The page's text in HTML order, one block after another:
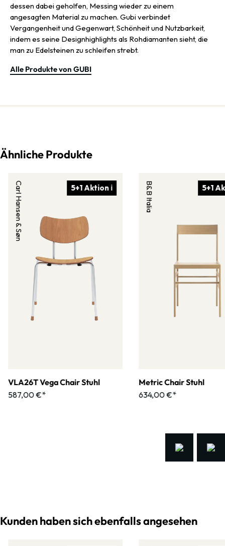
dessen dabei geholfen, Messing wieder zu einem
angesagten Material zu machen. Gubi verbindet
Vergangenheit und Gegenwart, Schönheit und Nutzbarkeit,
indem es seine Designhighlights als Rohdiamanten sieht, die
man zu Edelsteinen zu schleifen strebt.
Alle Produkte von GUBI
Ähnliche Produkte
5+1 Aktion ℹ
Carl Hansen & Søn
VLA26T Vega Chair Stuhl
587,00 €*
5+1
B&B Italia
Metric Chair Stuhl
634,00 €*
Kunden haben sich ebenfalls angesehen